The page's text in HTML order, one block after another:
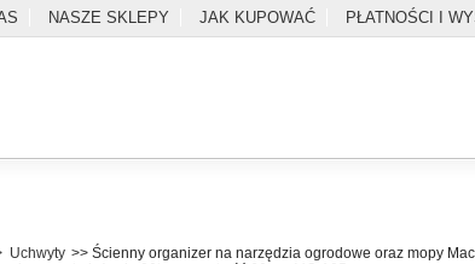
NASZE SKLEPY JAK KUPOWAĆ PŁATNOŚCI I
Uchwyty >> Ścienny organizer na narzędzia ogrodowe oraz mopy